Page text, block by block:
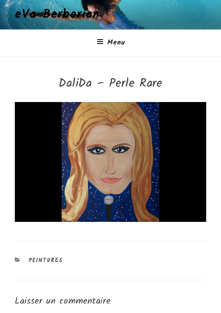
Aller
au
contenu
eVa Berberian
Menu
DaliDa – Perle Rare
CATÉGORIES
PEINTURES
Laisser un commentaire